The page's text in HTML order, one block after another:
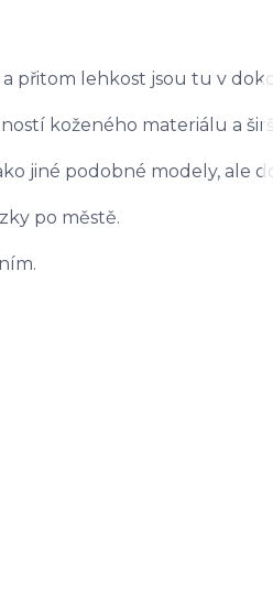
přitom lehkost jsou tu v
koženého materiálu a
jiné podobné modely, ale
po městě.